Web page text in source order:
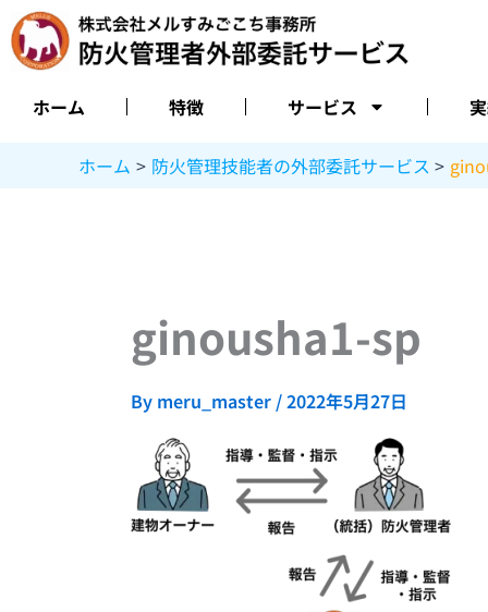
容
を
ホーム 特徴 サービス
ホーム 防火管理技能者の外部委託サービス
ginousha1-sp
By meru_master /2022年5月27日